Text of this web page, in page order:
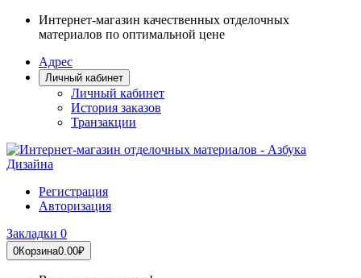
Интернет-магазин качественных отделочных
материалов по оптимальной цене
Адрес
Личный кабинет
Личный кабинет
История заказов
Транзакции
Регистрация
Авторизация
Закладки 0
0Корзина0.00₽